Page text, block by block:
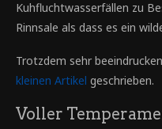
Kuhfluchtwasserfällen zu
Rinnsale als dass es ein
Trotzdem sehr
kleinen Artikel geschrieben.
Voller